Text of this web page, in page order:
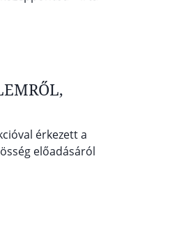
érkezett a
előadásáról